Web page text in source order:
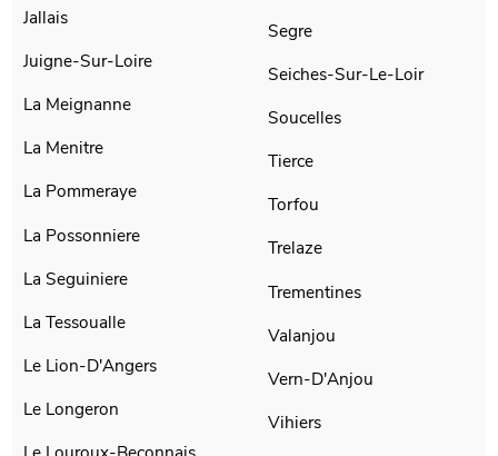
Jallais
Juigne-Sur-Loire
La Meignanne
La Menitre
La Pommeraye
La Possonniere
La Seguiniere
La Tessoualle
Le Lion-D'Angers
Le Longeron
Segre
Seiches-Sur-Le-Loir
Soucelles
Tierce
Torfou
Trelaze
Trementines
Valanjou
Vern-D'Anjou
Vihiers